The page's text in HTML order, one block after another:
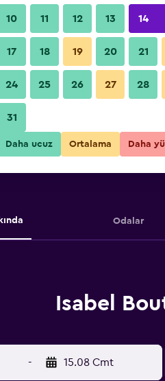
Odalar
Isabel
- 15.08 Cmt
10 11 12 13 14
17 18 19 20 21
24 25 26 27 28
31
Daha ucuz Ortalama Daha